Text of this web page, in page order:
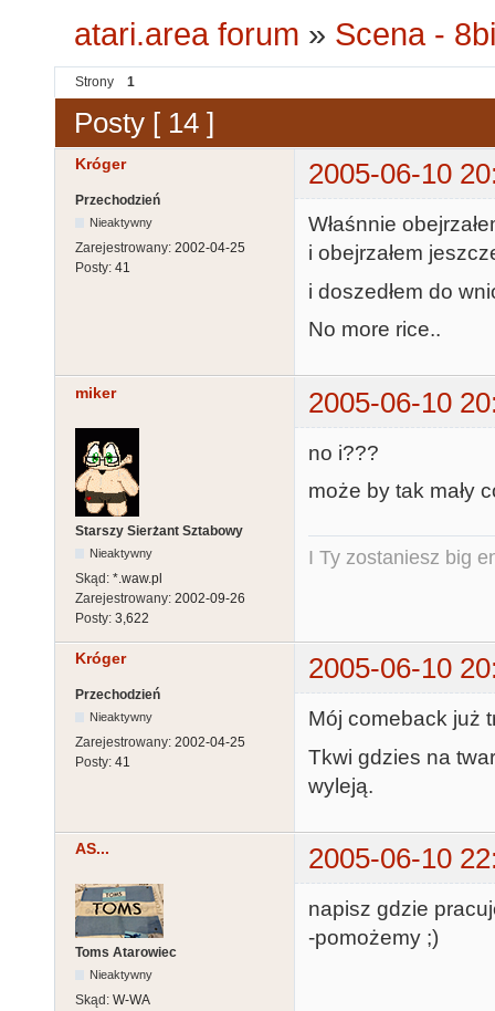
atari.area forum » Scena -
Strony 1
Posty [ 14 ]
Króger 2005-06-10
Przechodzień
Nieaktywny
Zarejestrowany: 2002-04-25
Posty: 41
Właśnnie
i obejrzałem
i doszedłem do
No more rice..
miker 2005-06-10
Starszy Sierżant Sztabowy
Nieaktywny
Skąd: *.waw.pl
Zarejestrowany: 2002-09-26
Posty: 3,622
no i???
może by tak mały
I Ty zostaniesz big
Króger 2005-06-10
Przechodzień
Nieaktywny
Zarejestrowany: 2002-04-25
Posty: 41
Mój comeback już
Tkwi gdzies na
wyleją.
AS... 2005-06-10
Toms Atarowiec
Nieaktywny
Skąd: W-WA
napisz gdzie
-pomożemy ;)